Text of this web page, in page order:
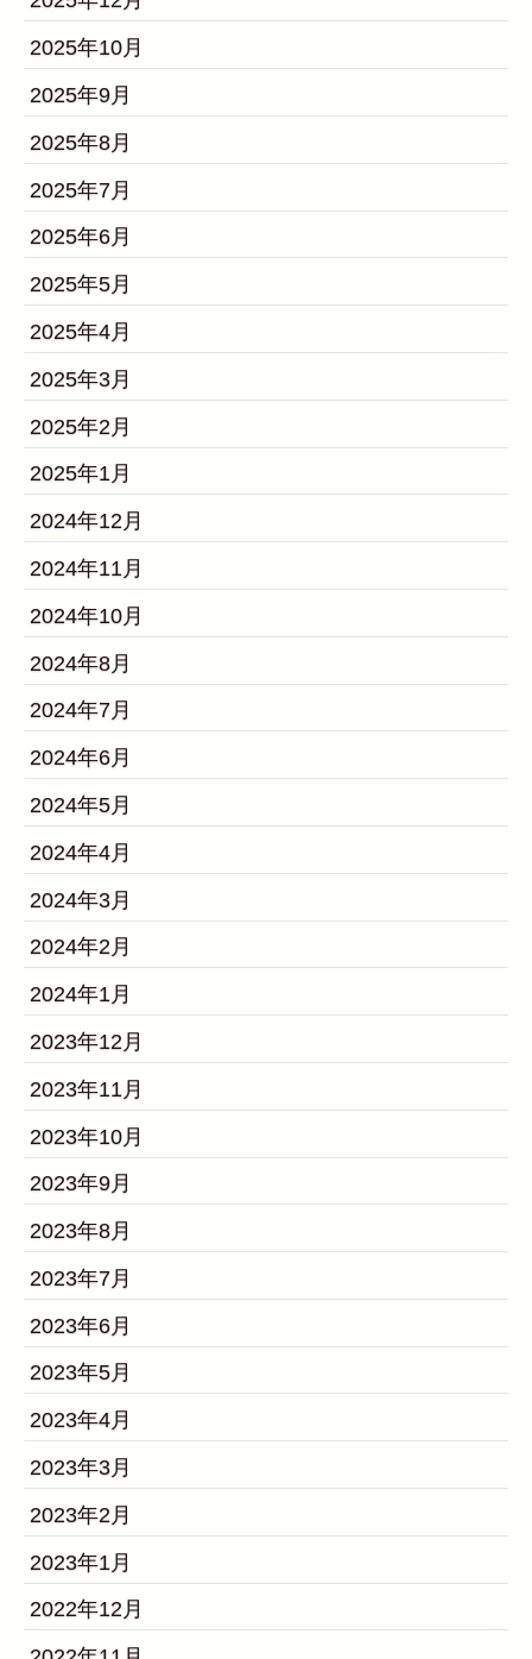
2025年10月
2025年9月
2025年8月
2025年7月
2025年6月
2025年5月
2025年4月
2025年3月
2025年2月
2025年1月
2024年12月
2024年11月
2024年10月
2024年8月
2024年7月
2024年6月
2024年5月
2024年4月
2024年3月
2024年2月
2024年1月
2023年12月
2023年11月
2023年10月
2023年9月
2023年8月
2023年7月
2023年6月
2023年5月
2023年4月
2023年3月
2023年2月
2023年1月
2022年12月